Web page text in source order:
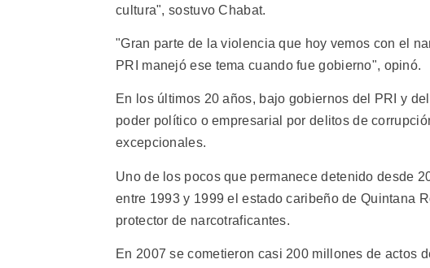
cultura", sostuvo Chabat.
"Gran parte de la violencia que hoy vemos con el
PRI manejó ese tema cuando fue gobierno", opinó.
En los últimos 20 años, bajo gobiernos del PRI y
poder político o empresarial por delitos de
excepcionales.
Uno de los pocos que permanece detenido desde
entre 1993 y 1999 el estado caribeño de Quintana
protector de narcotraficantes.
En 2007 se cometieron casi 200 millones de actos